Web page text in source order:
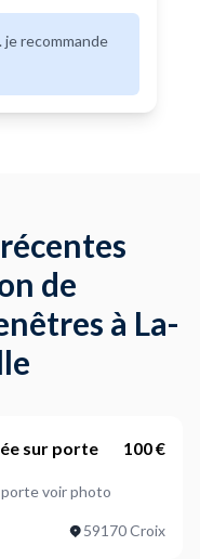
recommande
de
à La-
sur porte 100 €
voir photo
59170 Croix